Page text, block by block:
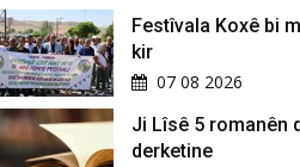
Festîvala Koxê bi
kir
07 08 2026
Ji Lîsê 5 romanên
derketine